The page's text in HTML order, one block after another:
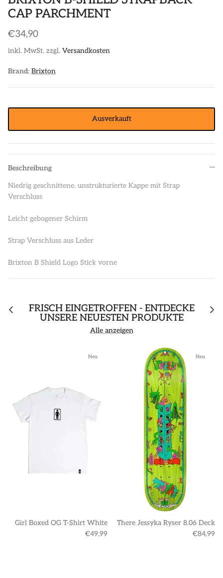
POLOS
STICKER
DIVERSE ACCESSORIES
CAP PARCHMENT
€34,90
inkl. MwSt. zzgl. Versandkosten
Brand: Brixton
Ausverkauft
Beschreibung
Niedrig geschnittene, unstrukturierte Kappe mit Strap
Verschluss
Leicht gebogener Schirm
Strap Verschluss aus Leder
Brixton B Shield Logo Stick vorne
FRISCH EINGETROFFEN - ENTDECKE
UNSERE NEUESTEN PRODUKTE
Alle anzeigen
Neu
Girl Boxed OG T-Shirt White
€49,99
Neu
There Jessyka Ryser 8.06 Deck
€84,99